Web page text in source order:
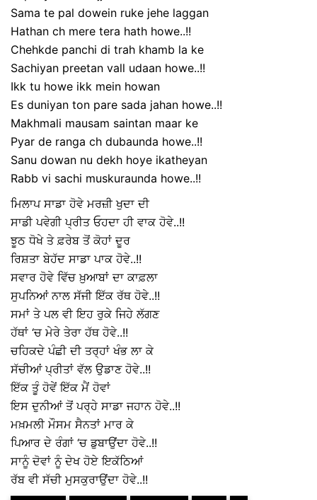
Sama te pal dowein ruke jehe laggan
Hathan ch mere tera hath howe..!!
Chehkde panchi di trah khamb la ke
Sachiyan preetan vall udaan howe..!!
Ikk tu howe ikk mein howan
Es duniyan ton pare sada jahan howe..!!
Makhmali mausam saintan maar ke
Pyar de ranga ch dubaunda howe..!!
Sanu dowan nu dekh hoye ikatheyan
Rabb vi sachi muskuraunda howe..!!
ਮਿਲਾਪ ਸਾਡਾ ਹੋਵੇ ਮਰਜ਼ੀ ਖੁਦਾ ਦੀ
ਸਾਡੀ ਪਵੇਗੀ ਪ੍ਰੀਤ ਓਹਦਾ ਹੀ ਵਾਕ ਹੋਵੇ..!!
ਝੂਠ ਧੋਖੇ ਤੇ ਫ਼ਰੇਬ ਤੋਂ ਕੋਹਾਂ ਦੂਰ
ਰਿਸ਼ਤਾ ਬੇਹੱਦ ਸਾਡਾ ਪਾਕ ਹੋਵੇ..!!
ਸਵਾਰ ਹੋਵੇ ਵਿੱਚ ਖ਼ੁਆਬਾਂ ਦਾ ਕਾਫ਼ਲਾ
ਸੁਪਨਿਆਂ ਨਾਲ ਸੱਜੀ ਇੱਕ ਰੱਥ ਹੋਵੇ..!!
ਸਮਾਂ ਤੇ ਪਲ ਵੀ ਇਹ ਰੁਕੇ ਜਿਹੇ ਲੱਗਣ
ਹੱਥਾਂ ‘ਚ ਮੇਰੇ ਤੇਰਾ ਹੱਥ ਹੋਵੇ..!!
ਚਹਿਕਦੇ ਪੰਛੀ ਦੀ ਤਰ੍ਹਾਂ ਖੰਭ ਲਾ ਕੇ
ਸੱਚੀਆਂ ਪ੍ਰੀਤਾਂ ਵੱਲ ਉਡਾਣ ਹੋਵੇ..!!
ਇੱਕ ਤੂੰ ਹੋਵੇਂ ਇੱਕ ਮੈਂ ਹੋਵਾਂ
ਇਸ ਦੁਨੀਆਂ ਤੋਂ ਪਰ੍ਹੇ ਸਾਡਾ ਜਹਾਨ ਹੋਵੇ..!!
ਮਖ਼ਮਲੀ ਮੌਸਮ ਸੈਨਤਾਂ ਮਾਰ ਕੇ
ਪਿਆਰ ਦੇ ਰੰਗਾਂ ‘ਚ ਡੁਬਾਉਂਦਾ ਹੋਵੇ..!!
ਸਾਨੂੰ ਦੋਵਾਂ ਨੂੰ ਦੇਖ ਹੋਏ ਇਕੱਠਿਆਂ
ਰੱਬ ਵੀ ਸੱਚੀ ਮੁਸਕੁਰਾਉਂਦਾ ਹੋਵੇ..!!